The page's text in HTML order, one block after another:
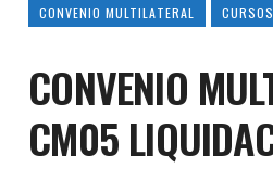
CONVENIO MULTILATERAL CURSOS
CONVENIO
CM05